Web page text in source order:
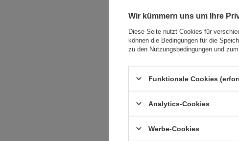
Wir kümmern uns um Ihre
Diese Seite nutzt Cookies für
können die Bedingungen für die
zu den Nutzungsbedingungen und
Funktionale Cookies
Analytics-Cookies
Werbe-Cookies